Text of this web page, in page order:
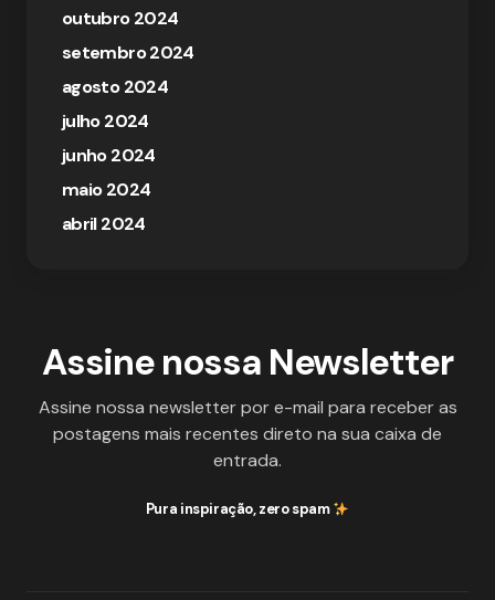
outubro 2024
setembro 2024
agosto 2024
julho 2024
junho 2024
maio 2024
abril 2024
Assine nossa Newsletter
Assine nossa newsletter por e-mail para receber as
postagens mais recentes direto na sua caixa de
entrada.
Pura inspiração, zero spam